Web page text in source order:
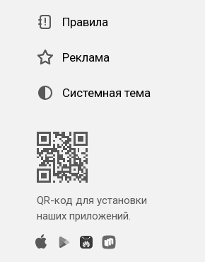
Правила
Реклама
Системная тема
QR-код для установки
наших приложений.